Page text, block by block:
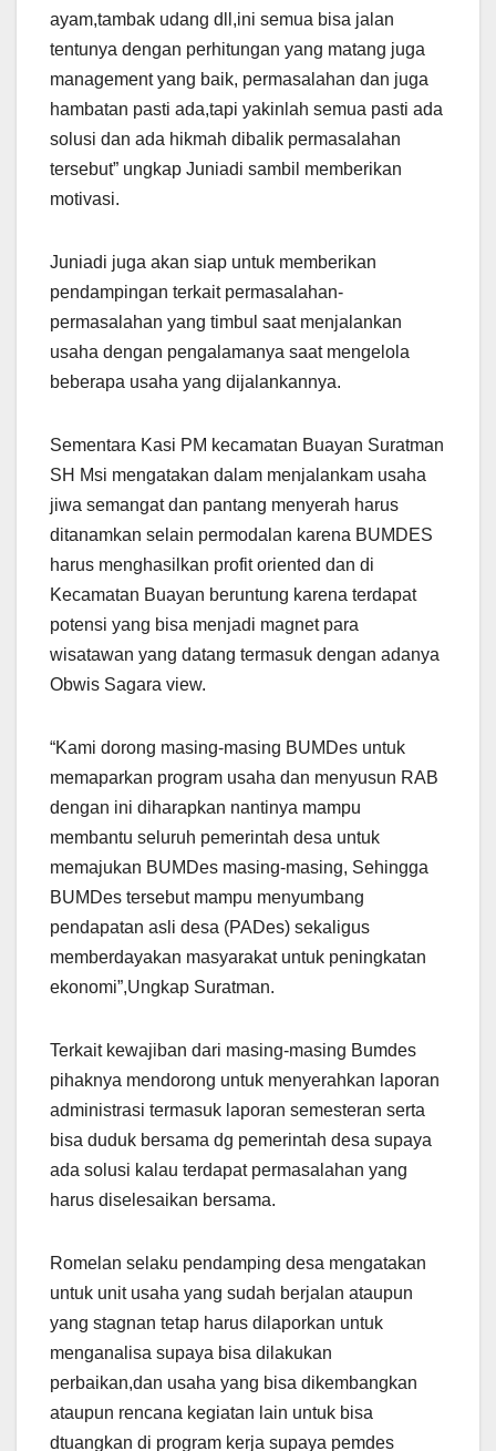
ayam,tambak udang dll,ini semua bisa jalan
tentunya dengan perhitungan yang matang juga
management yang baik, permasalahan dan juga
hambatan pasti ada,tapi yakinlah semua pasti ada
solusi dan ada hikmah dibalik permasalahan
tersebut” ungkap Juniadi sambil memberikan
motivasi.
Juniadi juga akan siap untuk memberikan
pendampingan terkait permasalahan-
permasalahan yang timbul saat menjalankan
usaha dengan pengalamanya saat mengelola
beberapa usaha yang dijalankannya.
Sementara Kasi PM kecamatan Buayan Suratman
SH Msi mengatakan dalam menjalankam usaha
jiwa semangat dan pantang menyerah harus
ditanamkan selain permodalan karena BUMDES
harus menghasilkan profit oriented dan di
Kecamatan Buayan beruntung karena terdapat
potensi yang bisa menjadi magnet para
wisatawan yang datang termasuk dengan adanya
Obwis Sagara view.
“Kami dorong masing-masing BUMDes untuk
memaparkan program usaha dan menyusun RAB
dengan ini diharapkan nantinya mampu
membantu seluruh pemerintah desa untuk
memajukan BUMDes masing-masing, Sehingga
BUMDes tersebut mampu menyumbang
pendapatan asli desa (PADes) sekaligus
memberdayakan masyarakat untuk peningkatan
ekonomi”,Ungkap Suratman.
Terkait kewajiban dari masing-masing Bumdes
pihaknya mendorong untuk menyerahkan laporan
administrasi termasuk laporan semesteran serta
bisa duduk bersama dg pemerintah desa supaya
ada solusi kalau terdapat permasalahan yang
harus diselesaikan bersama.
Romelan selaku pendamping desa mengatakan
untuk unit usaha yang sudah berjalan ataupun
yang stagnan tetap harus dilaporkan untuk
menganalisa supaya bisa dilakukan
perbaikan,dan usaha yang bisa dikembangkan
ataupun rencana kegiatan lain untuk bisa
dtuangkan di program kerja supaya pemdes